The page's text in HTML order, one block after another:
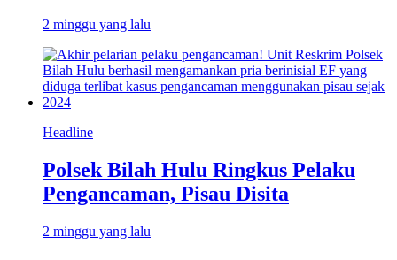
2 minggu yang lalu
Headline
Polsek Bilah Hulu Ringkus Pelaku
Pengancaman, Pisau Disita
2 minggu yang lalu